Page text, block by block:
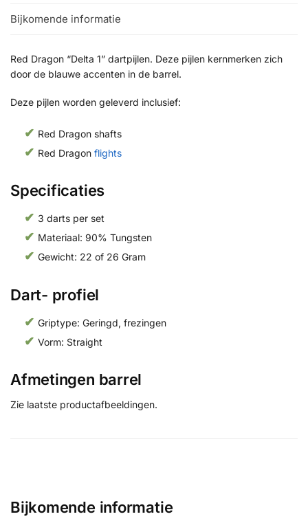
Bijkomende informatie
Red Dragon “Delta 1” dartpijlen. Deze pijlen kernmerken zich
door de blauwe accenten in de barrel.
Deze pijlen worden geleverd inclusief:
Red Dragon shafts
Red Dragon flights
Specificaties
3 darts per set
Materiaal: 90% Tungsten
Gewicht: 22 of 26 Gram
Dart- profiel
Griptype: Geringd, frezingen
Vorm: Straight
Afmetingen barrel
Zie laatste productafbeeldingen.
Bijkomende informatie